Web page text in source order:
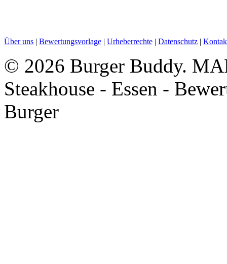
Über uns | Bewertungsvorlage | Urheberrechte | Datenschutz |
© 2026 Burger Buddy.
Steakhouse - Essen -
Burger